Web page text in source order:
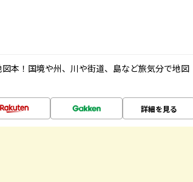
本！国境や州、川や街道、島など旅気分で地図
詳細を見る